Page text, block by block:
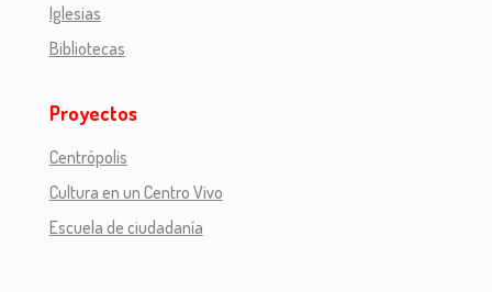
Iglesias
Bibliotecas
Proyectos
Centrópolis
Cultura en un Centro Vivo
Escuela de ciudadanía